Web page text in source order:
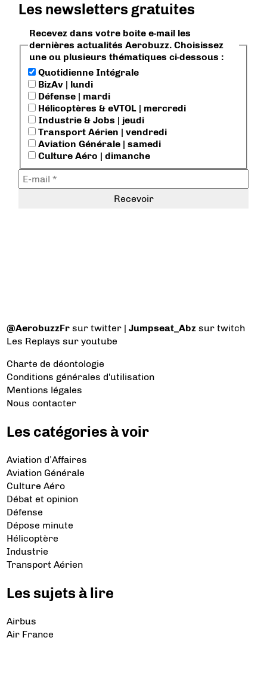
Les newsletters gratuites
Recevez dans votre boite e-mail les
dernières actualités Aerobuzz. Choisissez
une ou plusieurs thématiques ci-dessous :
Quotidienne Intégrale
BizAv | lundi
Défense | mardi
Hélicoptères & eVTOL | mercredi
Industrie & Jobs | jeudi
Transport Aérien | vendredi
Aviation Générale | samedi
Culture Aéro | dimanche
@AerobuzzFr sur twitter |Jumpseat_Abz sur twitch
Les Replays sur youtube
Charte de déontologie
Conditions générales d'utilisation
Mentions légales
Nous contacter
Les catégories à voir
Aviation d’Affaires
Aviation Générale
Culture Aéro
Débat et opinion
Défense
Dépose minute
Hélicoptère
Industrie
Transport Aérien
Les sujets à lire
Airbus
Air France